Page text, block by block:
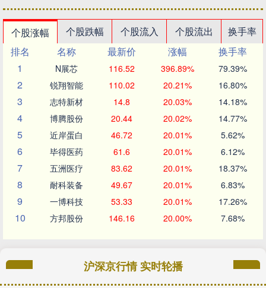
个股涨幅 个股跌幅 个股流入 个股流出
换手率
排名
名称 最新价 涨幅
换手率
1
N展芯 116.52 396.89% 79.39%
2 锐翔智能 110.02 20.21% 16.80%
3 志特新材 14.8 20.03% 14.18%
4 博腾股份 20.44 20.02% 14.77%
5 近岸蛋白 46.72 20.01% 5.62%
6 毕得医药 61.6 20.01% 6.12%
7 五洲医疗 83.62 20.01% 18.37%
8 耐科装备 49.67 20.01% 6.83%
9 一博科技 53.33 20.01% 17.26%
10 方邦股份 146.16 20.00% 7.68%
沪深京行情 实时轮播